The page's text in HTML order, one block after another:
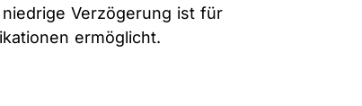
Verzögerung ist für
ermöglicht.